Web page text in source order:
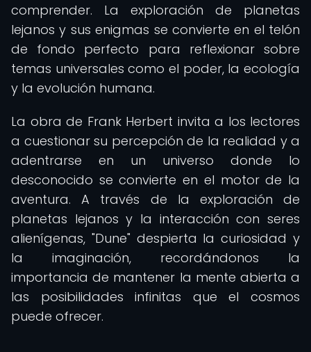
comprender. La exploración de planetas
lejanos y sus enigmas se convierte en el telón
de fondo perfecto para reflexionar sobre
temas universales como el poder, la ecología
y la evolución humana.
La obra de Frank Herbert invita a los lectores
a cuestionar su percepción de la realidad y a
adentrarse en un universo donde lo
desconocido se convierte en el motor de la
aventura. A través de la exploración de
planetas lejanos y la interacción con seres
alienígenas, "Dune" despierta la curiosidad y
la imaginación, recordándonos la
importancia de mantener la mente abierta a
las posibilidades infinitas que el cosmos
puede ofrecer.